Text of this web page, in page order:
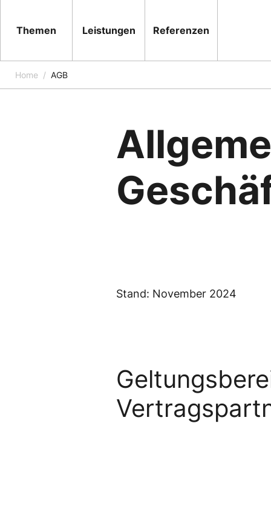
Themen Leistungen Referenzen
Home AGB
Stand: November 2024